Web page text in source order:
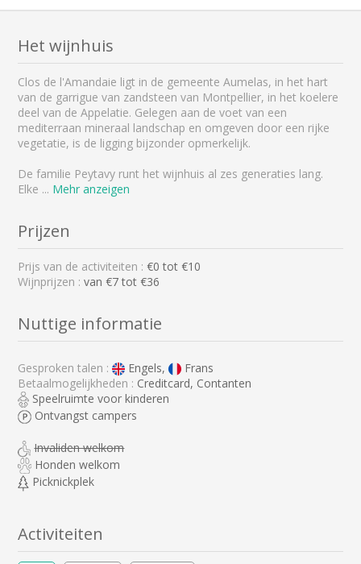
Het wijnhuis
Clos de l'Amandaie ligt in de gemeente Aumelas, in het hart
van de garrigue van zandsteen van Montpellier, in het koelere
deel van de Appelatie. Gelegen aan de voet van een
mediterraan mineraal landschap en omgeven door een rijke
vegetatie, is de ligging bijzonder opmerkelijk.
De familie Peytavy runt het wijnhuis al zes generaties lang.
Elke ... Mehr anzeigen
Prijzen
Prijs van de activiteiten :€0 tot €10
Wijnprijzen :van €7 tot €36
Nuttige informatie
Gesproken talen : Engels,
Frans
Betaalmogelijkheden : Creditcard, Contanten
Speelruimte voor kinderen
Ontvangst campers
Invaliden welkom
Honden welkom
Picknickplek
Activiteiten